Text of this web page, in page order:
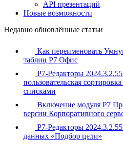
API презентаций
Новые возможности
Недавно обновлённые статьи
Как переименовать
таблиц Р7 Офис
Р7-Редакторы
пользовательская
списками
Включение модуля Р7
версии Корпоративного
Р7-Редакторы
данных «Подбор цели»